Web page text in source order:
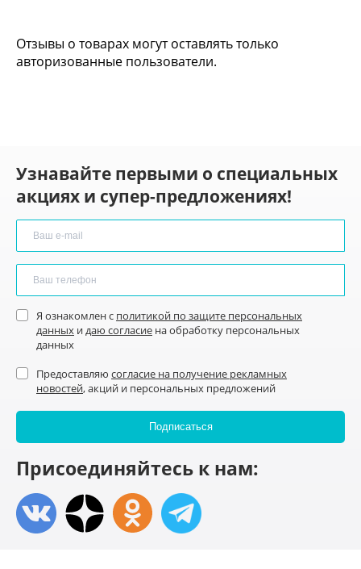
Отзывы о товарах могут оставлять только
авторизованные пользователи.
Узнавайте первыми о специальных
акциях и супер-предложениях!
Я ознакомлен с политикой по защите персональных
данных идаю согласие на обработку персональных
данных
Предоставляю согласие на получение рекламных
новостей, акций и персональных предложений
Присоединяйтесь к нам: